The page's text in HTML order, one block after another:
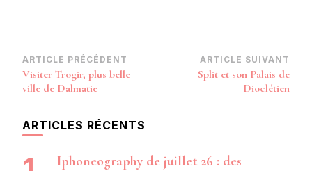
Navigation
d’article
ARTICLE PRÉCÉDENT
Visiter Trogir, plus belle
ville de Dalmatie
ARTICLE SUIVANT
Split et son Palais de
Dioclétien
ARTICLES RÉCENTS
Iphoneography de juillet 26 : des